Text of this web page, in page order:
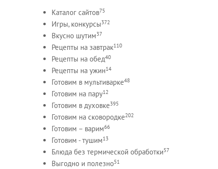
Каталог сайтов75
Игры, конкурсы372
Вкусно шутим37
Рецепты на завтрак110
Рецепты на обед40
Рецепты на ужин14
Готовим в мультиварке48
Готовим на пару12
Готовим в духовке395
Готовим на сковородке202
Готовим – варим66
Готовим - тушим13
Блюда без термической обработки57
Выгодно и полезно51